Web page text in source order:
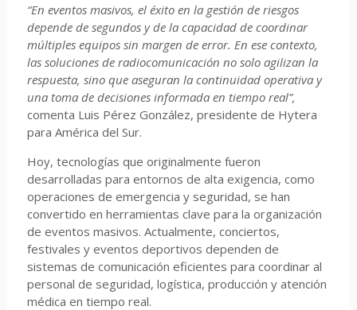
“En eventos masivos, el éxito en la gestión de riesgos
depende de segundos y de la capacidad de coordinar
múltiples equipos sin margen de error. En ese contexto,
las soluciones de radiocomunicación no solo agilizan la
respuesta, sino que aseguran la continuidad operativa y
una toma de decisiones informada en tiempo real”,
comenta Luis Pérez González, presidente de Hytera
para América del Sur.
Hoy, tecnologías que originalmente fueron
desarrolladas para entornos de alta exigencia, como
operaciones de emergencia y seguridad, se han
convertido en herramientas clave para la organización
de eventos masivos. Actualmente, conciertos,
festivales y eventos deportivos dependen de
sistemas de comunicación eficientes para coordinar al
personal de seguridad, logística, producción y atención
médica en tiempo real.